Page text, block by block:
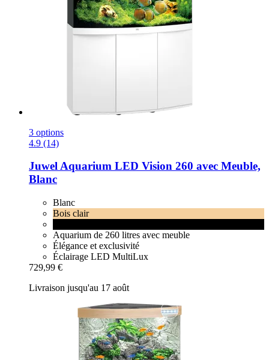
3 options
4.9 (14)
JuwelAquarium LED Vision 260 avec Meuble,
Blanc
Blanc
Bois clair
Aquarium de 260 litres avec meuble
Élégance et exclusivité
Éclairage LED MultiLux
729,99 €
Livraison jusqu'au 17 août